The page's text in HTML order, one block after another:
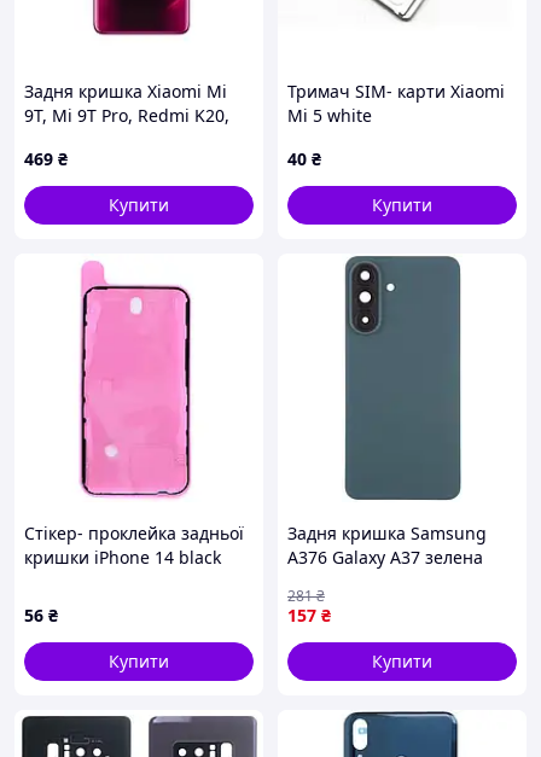
Задня кришка Xiaomi Mi
9T, Mi 9T Pro, Redmi K20,
469 ₴
Купити
Тримач SIM- карти Xiaomi
Mi 5 white
40 ₴
Купити
Стікер- проклейка задньої
кришки iPhone 14 black
56 ₴
Купити
Задня кришка Samsung
A376 Galaxy A37 зелена
157 ₴
281₴
Купити